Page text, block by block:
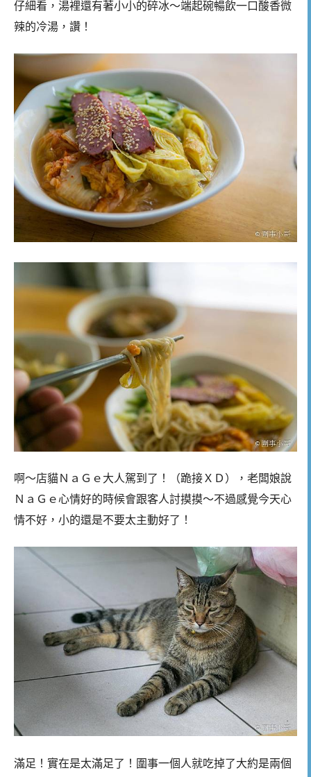
仔細看，湯裡還有著小小的碎冰～端起碗暢飲一口酸香微
辣的冷湯，讚！
啊～店貓ＮａＧｅ大人駕到了！（跪接ＸＤ），老闆娘說
ＮａＧｅ心情好的時候會跟客人討摸摸～不過感覺今天心
情不好，小的還是不要太主動好了！
滿足！實在是太滿足了！圍事一個人就吃掉了大約是兩個